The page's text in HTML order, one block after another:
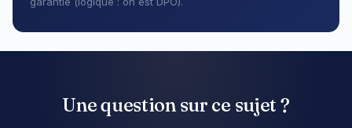
Une question sur ce sujet ?